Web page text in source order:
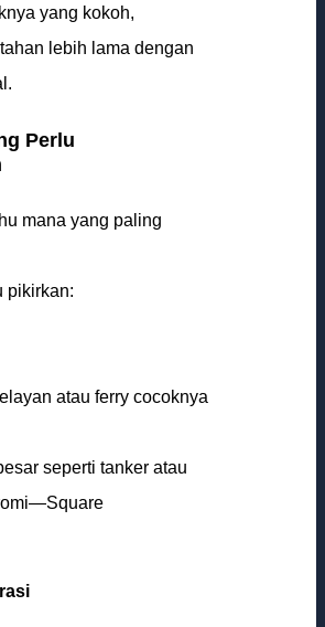
yang kokoh,
lebih lama dengan
Perlu
mana yang paling
pikirkan:
atau ferry cocoknya
seperti tanker atau